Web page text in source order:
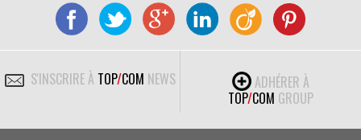
S'INSCRIRE À TOP/COM NEWS
ADHÉRER À
TOP/COM GROUP